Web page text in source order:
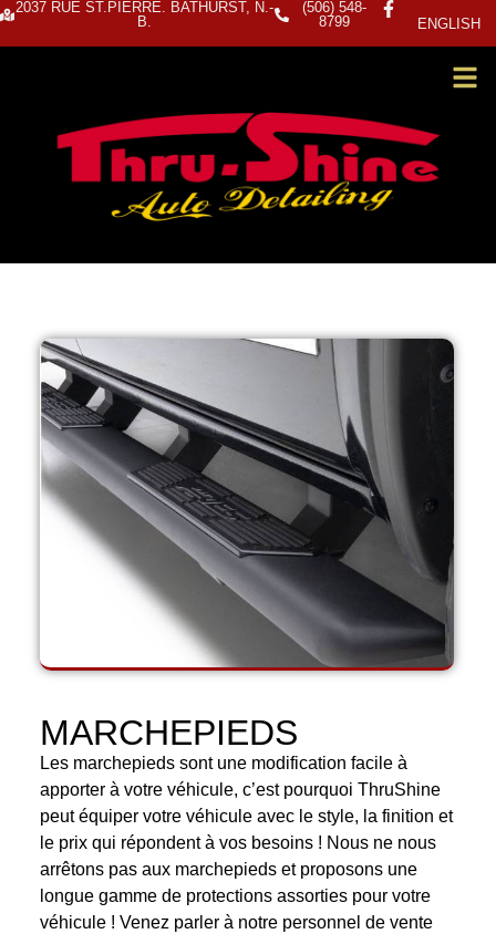
2037 RUE ST.PIERRE. BATHURST, N.-
B.
(506) 548-
8799
ENGLISH
MARCHEPIEDS
Les marchepieds sont une modification facile à
apporter à votre véhicule, c’est pourquoi ThruShine
peut équiper votre véhicule avec le style, la finition et
le prix qui répondent à vos besoins ! Nous ne nous
arrêtons pas aux marchepieds et proposons une
longue gamme de protections assorties pour votre
véhicule ! Venez parler à notre personnel de vente